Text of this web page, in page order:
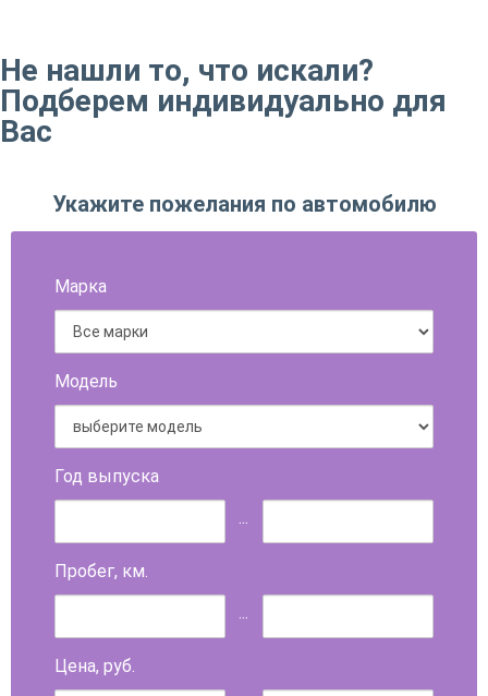
Не нашли то, что искали?
Подберем индивидуально для
Вас
Укажите пожелания по автомобилю
Марка
Модель
Год выпуска
...
Пробег, км.
...
Цена, руб.